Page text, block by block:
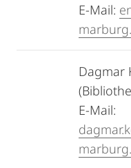
E-Mail:
Dagmar
E-Mail: